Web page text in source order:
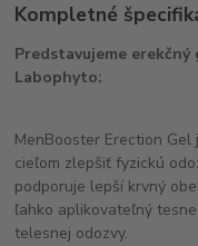
Kompletné
Predstavujeme
Labophyto:
MenBooster Erection
cieľom zlepšiť fyzickú
podporuje lepší krvný
ľahko aplikovateľný
telesnej odozvy.